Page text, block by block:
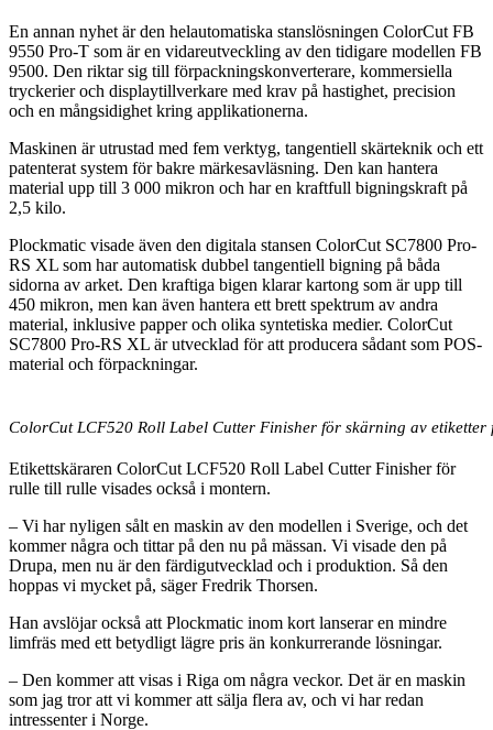
En annan nyhet är den helautomatiska stanslösningen ColorCut FB
9550 Pro-T som är en vidareutveckling av den tidigare modellen FB
9500. Den riktar sig till förpackningskonverterare, kommersiella
tryckerier och displaytillverkare med krav på hastighet, precision
och en mångsidighet kring applikationerna.
Maskinen är utrustad med fem verktyg, tangentiell skärteknik och ett
patenterat system för bakre märkesavläsning. Den kan hantera
material upp till 3 000 mikron och har en kraftfull bigningskraft på
2,5 kilo.
Plockmatic visade även den digitala stansen ColorCut SC7800 Pro-
RS XL som har automatisk dubbel tangentiell bigning på båda
sidorna av arket. Den kraftiga bigen klarar kartong som är upp till
450 mikron, men kan även hantera ett brett spektrum av andra
material, inklusive papper och olika syntetiska medier. ColorCut
SC7800 Pro-RS XL är utvecklad för att producera sådant som POS-
material och förpackningar.
ColorCut LCF520 Roll Label Cutter Finisher för skärning av
Etikettskäraren ColorCut LCF520 Roll Label Cutter Finisher för
rulle till rulle visades också i montern.
– Vi har nyligen sålt en maskin av den modellen i Sverige, och det
kommer några och tittar på den nu på mässan. Vi visade den på
Drupa, men nu är den färdigutvecklad och i produktion. Så den
hoppas vi mycket på, säger Fredrik Thorsen.
Han avslöjar också att Plockmatic inom kort lanserar en mindre
limfräs med ett betydligt lägre pris än konkurrerande lösningar.
– Den kommer att visas i Riga om några veckor. Det är en maskin
som jag tror att vi kommer att sälja flera av, och vi har redan
intressenter i Norge.